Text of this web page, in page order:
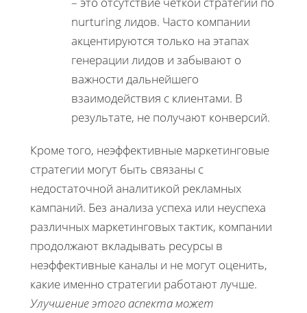
nurturing лидов. Часто компании
акцентируются только на этапах
генерации лидов и забывают о
важности дальнейшего
взаимодействия с клиентами. В
результате, не получают конверсий.
Кроме того, неэффективные маркетинговые
стратегии могут быть связаны с
недостаточной аналитикой рекламных
кампаний. Без анализа успеха или неуспеха
различных маркетинговых тактик, компании
продолжают вкладывать ресурсы в
неэффективные каналы и не могут оценить,
какие именно стратегии работают лучше.
Улучшение этого аспекта может